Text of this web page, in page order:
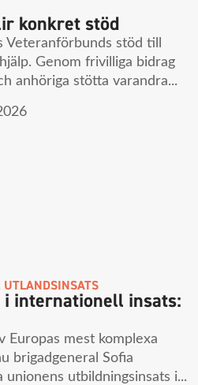
konkret stöd
Veteranförbunds stöd till
Genom frivilliga bidrag
anhöriga stötta varandra...
UTLANDSINSATS
i internationell insats:
Europas mest komplexa
brigadgeneral Sofia
utbildningsinsats i...